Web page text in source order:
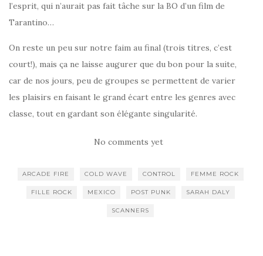
l’esprit, qui n’aurait pas fait tâche sur la BO d’un film de
Tarantino…
On reste un peu sur notre faim au final (trois titres, c’est
court!), mais ça ne laisse augurer que du bon pour la suite,
car de nos jours, peu de groupes se permettent de varier
les plaisirs en faisant le grand écart entre les genres avec
classe, tout en gardant son élégante singularité.
No comments yet
ARCADE FIRE COLD WAVE CONTROL FEMME ROCK
FILLE ROCK MEXICO POST PUNK SARAH DALY
SCANNERS